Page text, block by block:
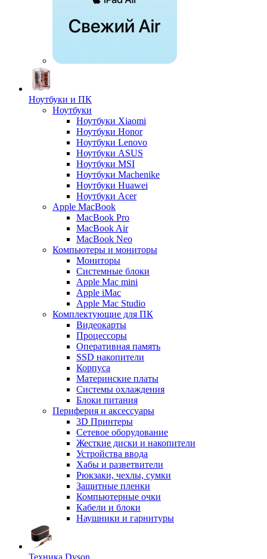
Ноутбуки и ПК
Ноутбуки
Ноутбуки Xiaomi
Ноутбуки Honor
Ноутбуки Lenovo
Ноутбуки ASUS
Ноутбуки MSI
Ноутбуки Machenike
Ноутбуки Huawei
Ноутбуки Acer
Apple MacBook
MacBook Pro
MacBook Air
MacBook Neo
Компьютеры и мониторы
Мониторы
Системные блоки
Apple Mac mini
Apple iMac
Apple Mac Studio
Комплектующие для ПК
Видеокарты
Процессоры
Оперативная память
SSD накопители
Корпуса
Материнские платы
Системы охлаждения
Блоки питания
Периферия и аксессуары
3D Принтеры
Сетевое оборудование
Жесткие диски и накопители
Устройства ввода
Хабы и разветвители
Рюкзаки, чехлы, сумки
Защитные пленки
Компьютерные очки
Кабели и блоки
Наушники и гарнитуры
Техника Dyson